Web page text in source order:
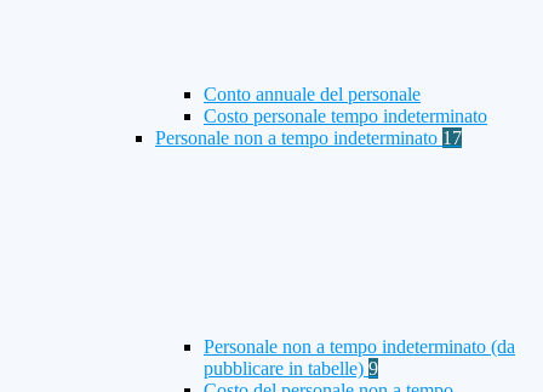
Conto annuale del personale
Costo personale tempo indeterminato
Personale non a tempo indeterminato 17
Personale non a tempo indeterminato (da
pubblicare in tabelle) 9